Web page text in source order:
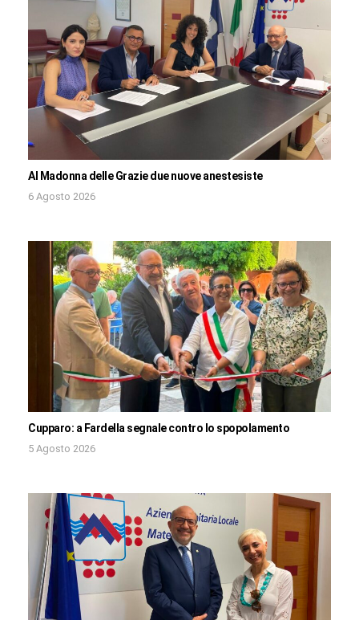
Al Madonna delle Grazie due nuove anestesiste
6 Agosto 2026
Cupparo: a Fardella segnale contro lo spopolamento
5 Agosto 2026